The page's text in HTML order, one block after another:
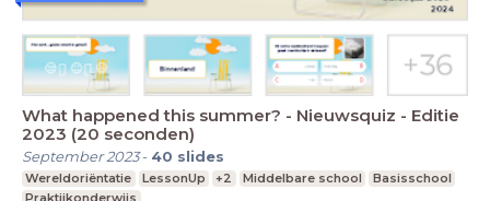
What happened this summer? - Nieuwsquiz - Editie
2023 (20 seconden)
September 2023- 40 slides
Wereldoriëntatie LessonUp +2 Middelbare school
Basisschool